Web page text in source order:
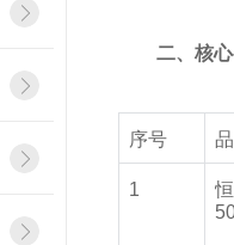
二、核
序号
1